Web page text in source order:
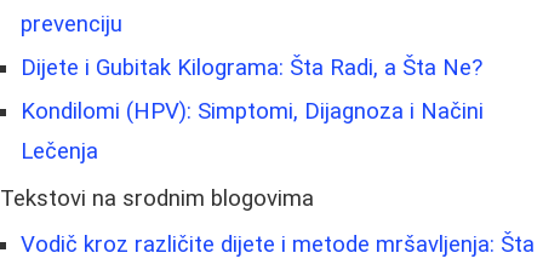
prevenciju
Dijete i Gubitak Kilograma: Šta Radi, a Šta Ne?
Kondilomi (HPV): Simptomi, Dijagnoza i Načini
Lečenja
Tekstovi na srodnim blogovima
Vodič kroz različite dijete i metode mršavljenja: Šta